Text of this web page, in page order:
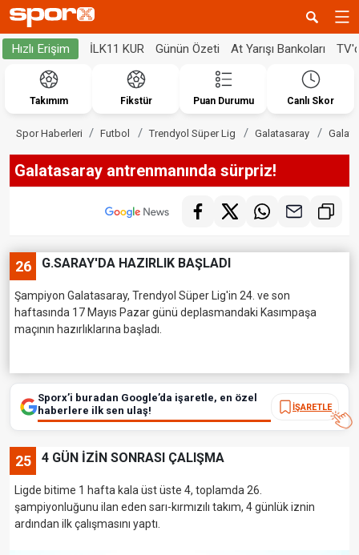
Hızlı Erişim İLK11 KUR Günün Özeti At Yarışı Bankoları
Takımım Fikstür Puan Durumu Canlı Skor
Spor Haberleri Futbol Trendyol Süper Lig Galatasaray
Galatasaray antrenmanında sürpriz!
26 G.SARAY'DA HAZIRLIK BAŞLADI
Şampiyon Galatasaray, Trendyol Süper Lig'in 24. ve son
haftasında 17 Mayıs Pazar günü deplasmandaki Kasımpaşa
maçının hazırlıklarına başladı.
Sporx’i buradan Google’da işaretle, en özel
haberlere ilk sen ulaş!
İŞARETLE
25 4 GÜN İZİN SONRASI ÇALIŞMA
Ligde bitime 1 hafta kala üst üste 4, toplamda 26.
şampiyonluğunu ilan eden sarı-kırmızılı takım, 4 günlük iznin
ardından ilk çalışmasını yaptı.